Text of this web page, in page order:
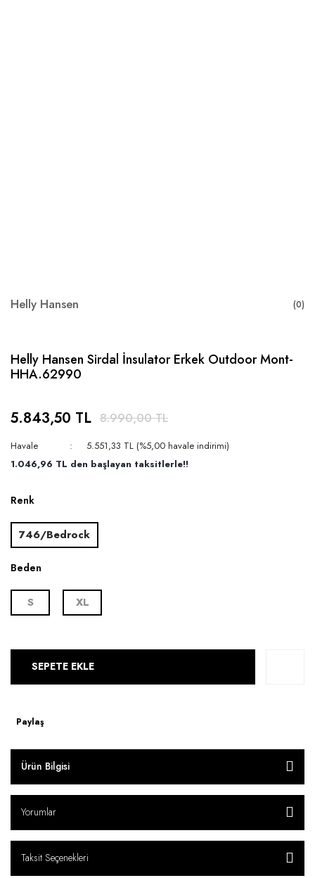
Helly Hansen (0)
Helly Hansen Sirdal İnsulator Erkek Outdoor Mont-
HHA.62990
5.843,50 TL 8.990,00 TL
Havale
5.551,33 TL (%5,00 havale indirimi)
1.046,96 TL den başlayan taksitlerle!!
Renk
746/Bedrock
Beden
S XL
SEPETE EKLE
Paylaş
Ürün Bilgisi
Yorumlar
Taksit Seçenekleri